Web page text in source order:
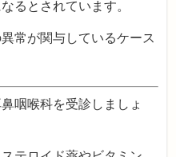
るとされています。
常が関与しているケース
咽喉科を受診しましょ